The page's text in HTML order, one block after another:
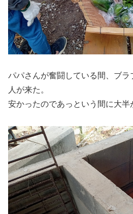
パパさんが奮闘している間、ブ
人が来た。
安かったのであっという間に大半